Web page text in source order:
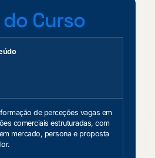
Curso
de perceções vagas em
comerciais estruturadas, com
mercado, persona e proposta